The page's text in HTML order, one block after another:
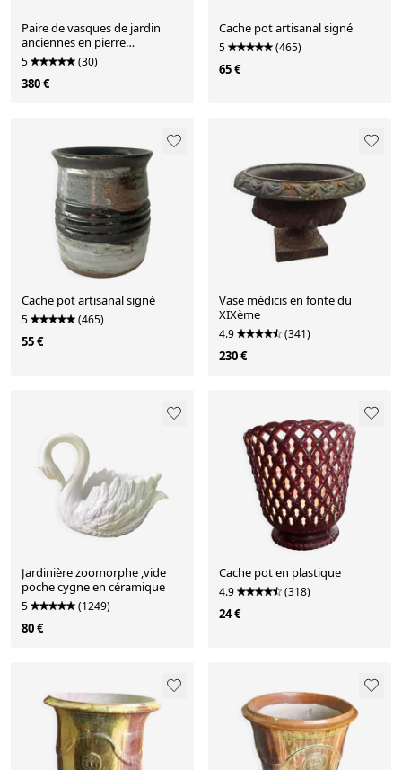
Paire de vasques de jardin
anciennes en pierre
reconstituée
5 (30)
380 €
Cache pot artisanal signé
5 (465)
65 €
Cache pot artisanal signé
5 (465)
55 €
Vase médicis en fonte du
XIXème
4.9 (341)
230 €
Jardinière zoomorphe ,vide
poche cygne en céramique
5 (1249)
80 €
Cache pot en plastique
4.9 (318)
24 €